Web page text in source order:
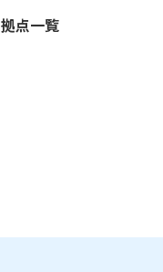
拠点一覧